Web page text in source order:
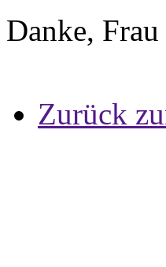
Danke,
Zurück